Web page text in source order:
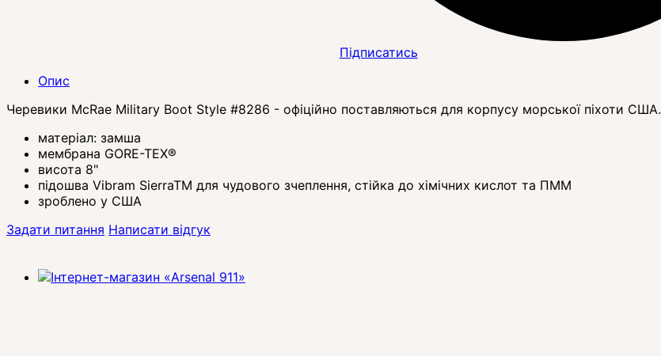
Підписатись
Опис
Черевики McRae Military Boot Style #8286 - офіційно поставляються для корпусу морської піхоти США.
матеріал: замша
мембрана GORE-TEX®
висота 8"
підошва Vibram SierraTM для чудового зчеплення, стійка до хімічних кислот та ПММ
зроблено у США
Задати питання Написати відгук